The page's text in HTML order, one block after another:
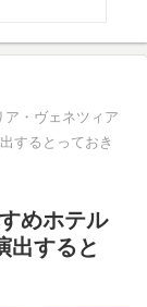
ア・ヴェネツィア
するとっておき
めホテル
出すると